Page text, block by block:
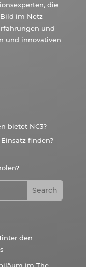
die
im Netz
und
und innovativen
bietet NC3?
finden?
den